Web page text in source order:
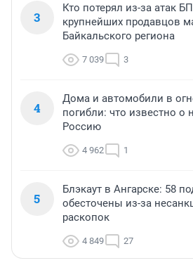
3
Кто потерял из-за атак
крупнейших продавцов
Байкальского региона
7 039 3
4
Дома и автомобили в
погибли: что известно о
Россию
4 962 1
5
Блэкаут в Ангарске: 58
обесточены из-за
раскопок
4 849 27